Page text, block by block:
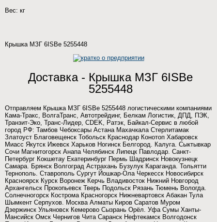
Вес: кг
Крышка МЗГ 6ISBe 5255448
Доставка - Крышка МЗГ 6ISBe
5255448
Отправляем Крышка МЗГ 6ISBe 5255448 логистическими компаниями
Кама-Тракс, ВолгаТранс, Автотрейдинг, Белкам Логистик, ДПД, ПЭК,
Транзит-Эко, Транс-Лидер, CDEK, Ратэк, Байкал-Сервис в любой
город РФ: Тамбов Чебоксары Астана Махачкала Стерлитамак
Златоуст Благовещенск Тобольск Краснодар Конотоп Хабаровск
Миасс Якутск Ижевск Харьков Ногинск Белгород. Калуга. Сыктывкар
Сочи Магнитогорск Анапа Челябинск Липецк Павлодар. Санкт-
Петербург Кокшетау Екатеринбург Пермь Шадринск Новокузнецк
Самара. Брянск Волгоград Астрахань Бузулук Караганда. Тольятти
Тернополь. Ставрополь Сургут Йошкар-Ола Черкесск Новосибирск
Красноярск Курск Воронеж Керчь Владивосток Нижний Новгород
Архангельск Прокопьевск Тверь Подольск Рязань Тюмень Вологда.
Солнечногорск Кострома Красногорск Нижневартовск Абакан Тула
Шымкент Серпухов. Москва Алматы Киров Саратов Муром
Дзержинск Ульяновск Кемерово Сызрань Орёл. Уфа Сумы Ханты-
Мансийск Омск Чернигов Чита Саранск Нефтекамск Волгодонск